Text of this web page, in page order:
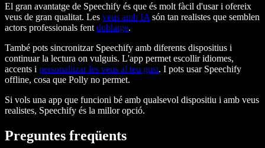
El gran avantatge de Speechify és que és molt fàcil d'usar i ofereix
veus de gran qualitat. Les veus amb IA són tan realistes que semblen
actors professionals fent doblatge.
També pots sincronitzar Speechify amb diferents dispositius i
continuar la lectura on vulguis. L'app permet escollir idiomes,
accents i personalitzar les veus al teu gust. I pots usar Speechify
offline, cosa que Polly no permet.
Si vols una app que funcioni bé amb qualsevol dispositiu i amb veus
realistes, Speechify és la millor opció.
Preguntes freqüents